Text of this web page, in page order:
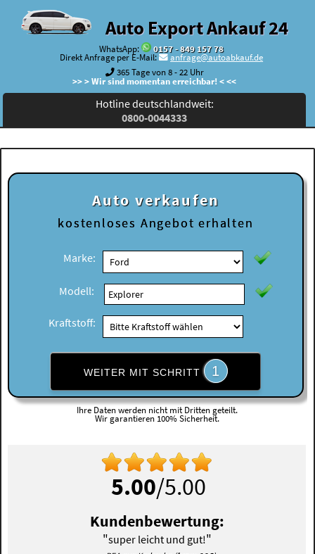
Auto Export Ankauf 24
WhatsApp:
0157 - 849 157 78
Direkt Anfrage per E-Mail:
anfrage@autoabkauf.de
365 Tage von 8 - 22 Uhr
>> > Wir sind momentan erreichbar! < <<
Hotline deutschlandweit:
0800-0044333
Auto verkaufen
kostenloses Angebot erhalten
Marke:
Modell:
Kraftstoff:
WEITER MIT SCHRITT 1
Ihre Daten werden nicht mit Dritten geteilt.
Wir garantieren 100% Sicherheit.
5.00/5.00
Kundenbewertung:
"super leicht und gut!"